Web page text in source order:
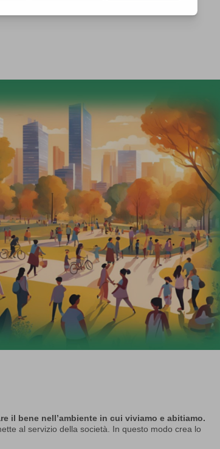
il bene della società».
il bene nell’ambiente in cui viviamo e abitiamo.
al servizio della società. In questo modo crea lo